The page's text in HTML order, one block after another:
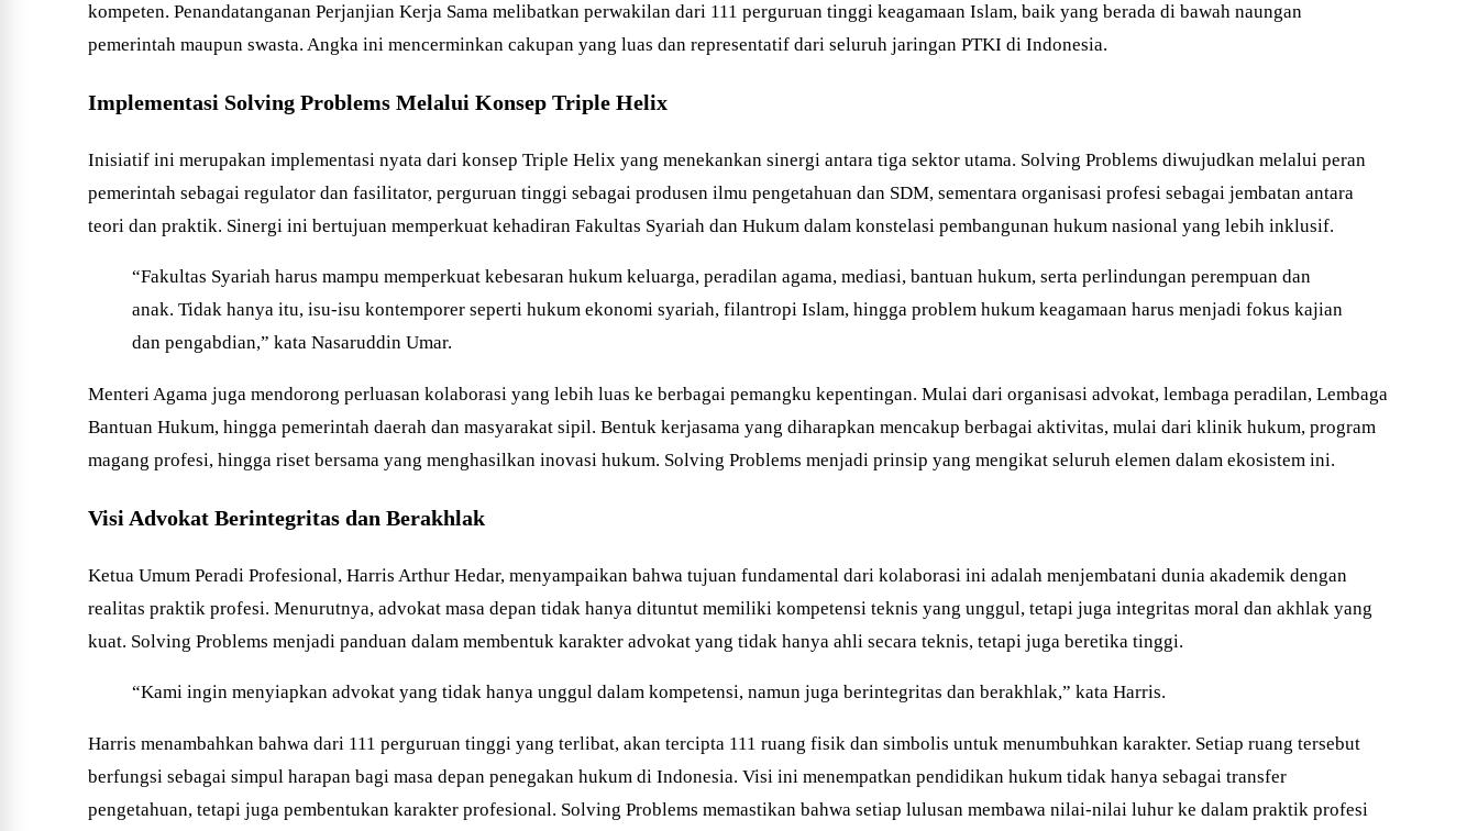
kompeten. Penandatanganan Perjanjian Kerja Sama melibatkan perwakilan dari 111 perguruan tinggi keagamaan Islam, baik yang berada di bawah naungan
pemerintah maupun swasta. Angka ini mencerminkan cakupan yang luas dan representatif dari seluruh jaringan PTKI di Indonesia.
Implementasi Solving Problems Melalui Konsep Triple Helix
Inisiatif ini merupakan implementasi nyata dari konsep Triple Helix yang menekankan sinergi antara tiga sektor utama. Solving Problems diwujudkan melalui peran
pemerintah sebagai regulator dan fasilitator, perguruan tinggi sebagai produsen ilmu pengetahuan dan SDM, sementara organisasi profesi sebagai jembatan antara
teori dan praktik. Sinergi ini bertujuan memperkuat kehadiran Fakultas Syariah dan Hukum dalam konstelasi pembangunan hukum nasional yang lebih inklusif.
“Fakultas Syariah harus mampu memperkuat kebesaran hukum keluarga, peradilan agama, mediasi, bantuan hukum, serta perlindungan perempuan dan
anak. Tidak hanya itu, isu-isu kontemporer seperti hukum ekonomi syariah, filantropi Islam, hingga problem hukum keagamaan harus menjadi fokus kajian
dan pengabdian,” kata Nasaruddin Umar.
Menteri Agama juga mendorong perluasan kolaborasi yang lebih luas ke berbagai pemangku kepentingan. Mulai dari organisasi advokat, lembaga peradilan, Lembaga
Bantuan Hukum, hingga pemerintah daerah dan masyarakat sipil. Bentuk kerjasama yang diharapkan mencakup berbagai aktivitas, mulai dari klinik hukum, program
magang profesi, hingga riset bersama yang menghasilkan inovasi hukum. Solving Problems menjadi prinsip yang mengikat seluruh elemen dalam ekosistem ini.
Visi Advokat Berintegritas dan Berakhlak
Ketua Umum Peradi Profesional, Harris Arthur Hedar, menyampaikan bahwa tujuan fundamental dari kolaborasi ini adalah menjembatani dunia akademik dengan
realitas praktik profesi. Menurutnya, advokat masa depan tidak hanya dituntut memiliki kompetensi teknis yang unggul, tetapi juga integritas moral dan akhlak yang
kuat. Solving Problems menjadi panduan dalam membentuk karakter advokat yang tidak hanya ahli secara teknis, tetapi juga beretika tinggi.
“Kami ingin menyiapkan advokat yang tidak hanya unggul dalam kompetensi, namun juga berintegritas dan berakhlak,” kata Harris.
Harris menambahkan bahwa dari 111 perguruan tinggi yang terlibat, akan tercipta 111 ruang fisik dan simbolis untuk menumbuhkan karakter. Setiap ruang tersebut
berfungsi sebagai simpul harapan bagi masa depan penegakan hukum di Indonesia. Visi ini menempatkan pendidikan hukum tidak hanya sebagai transfer
pengetahuan, tetapi juga pembentukan karakter profesional. Solving Problems memastikan bahwa setiap lulusan membawa nilai-nilai luhur ke dalam praktik profesi